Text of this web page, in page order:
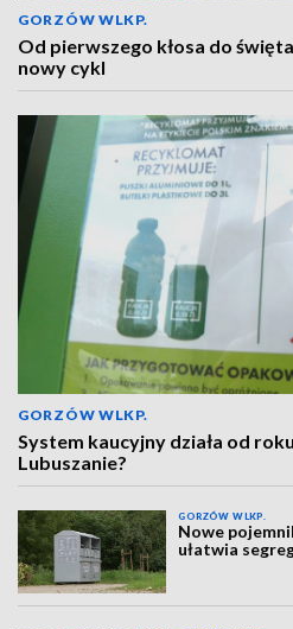
GORZÓW WLKP.
Od pierwszego kłosa do
nowy cykl
GORZÓW WLKP.
System kaucyjny działa od
Lubuszanie?
GORZÓW WLKP.
Nowe
ułatwia